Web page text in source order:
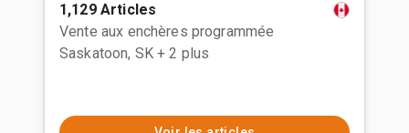
1,129 Articles
Vente aux enchères programmée
Saskatoon, SK + 2 plus